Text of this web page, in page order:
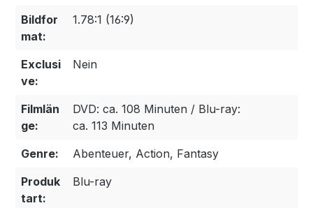
Bildfor
mat:
1.78:1 (16:9)
Exclusi
ve:
Nein
Filmlän
ge:
DVD: ca. 108 Minuten / Blu-ray:
ca. 113 Minuten
Genre:
Abenteuer, Action, Fantasy
Produk
tart:
Blu-ray